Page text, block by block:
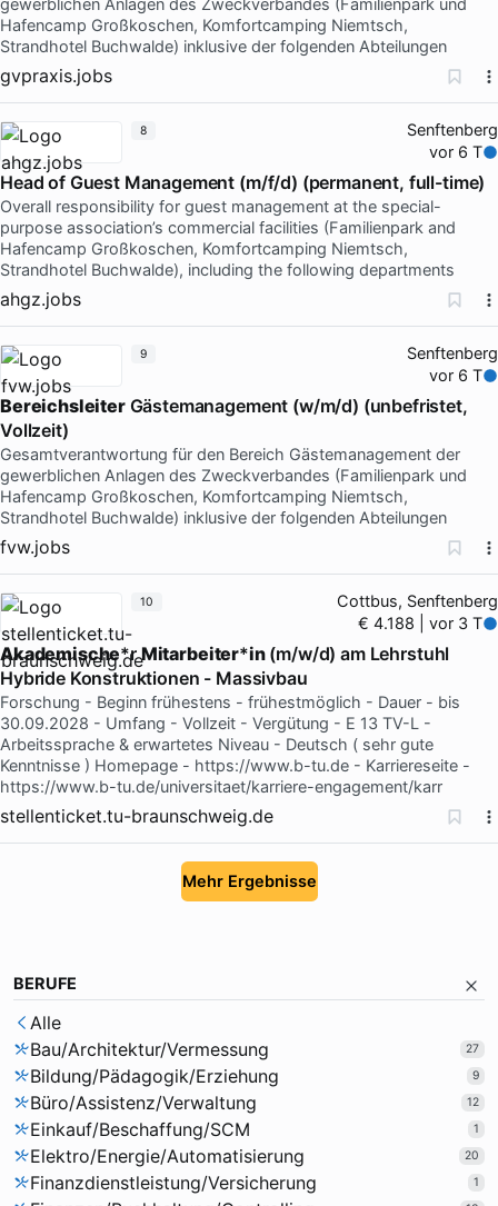
gewerblichen Anlagen des Zweckverbandes (Familienpark und
Hafencamp Großkoschen, Komfortcamping Niemtsch,
Strandhotel Buchwalde) inklusive der folgenden Abteilungen
gvpraxis.jobs
Senftenberg
vor 6 T
Head of Guest Management (m/f/d) (permanent, full-time)
Overall responsibility for guest management at the special-
purpose association’s commercial facilities (Familienpark and
Hafencamp Großkoschen, Komfortcamping Niemtsch,
Strandhotel Buchwalde), including the following departments
ahgz.jobs
8
Senftenberg
vor 6 T
BereichsleiterGästemanagement (w/m/d) (unbefristet,
Vollzeit)
Gesamtverantwortung für den Bereich Gästemanagement der
gewerblichen Anlagen des Zweckverbandes (Familienpark und
Hafencamp Großkoschen, Komfortcamping Niemtsch,
Strandhotel Buchwalde) inklusive der folgenden Abteilungen
fvw.jobs
9
Cottbus, Senftenberg
€ 4.188 | vor 3 T
Akademische*rMitarbeiter*in(m/w/d) am Lehrstuhl
Hybride Konstruktionen - Massivbau
Forschung - Beginn frühestens - frühestmöglich - Dauer - bis
30.09.2028 - Umfang - Vollzeit - Vergütung - E 13 TV-L -
Arbeitssprache & erwartetes Niveau - Deutsch ( sehr gute
Kenntnisse ) Homepage - https://www.b-tu.de - Karriereseite -
https://www.b-tu.de/universitaet/karriere-engagement/karr
stellenticket.tu-braunschweig.de
10
Mehr Ergebnisse
BERUFE
Alle
Bau/Architektur/Vermessung
27
Bildung/Pädagogik/Erziehung 9
Büro/Assistenz/Verwaltung 12
Einkauf/Beschaffung/SCM 1
Elektro/Energie/Automatisierung 20
Finanzdienstleistung/Versicherung 1